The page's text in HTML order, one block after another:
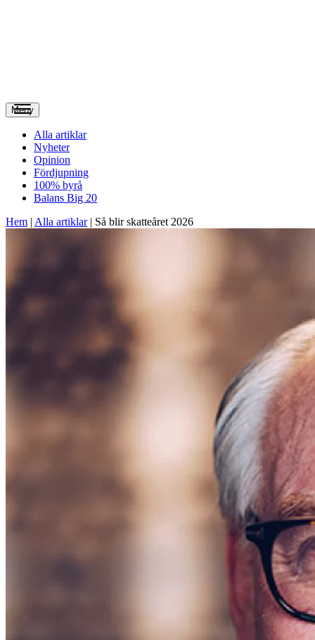
Meny
Alla artiklar
Nyheter
Opinion
Fördjupning
100% byrå
Balans Big 20
Hem | Alla artiklar| Så blir skatteåret 2026